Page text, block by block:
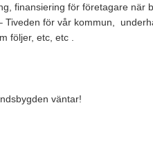
finansiering för företagare när
Tiveden för vår kommun,
följer, etc, etc .
väntar!